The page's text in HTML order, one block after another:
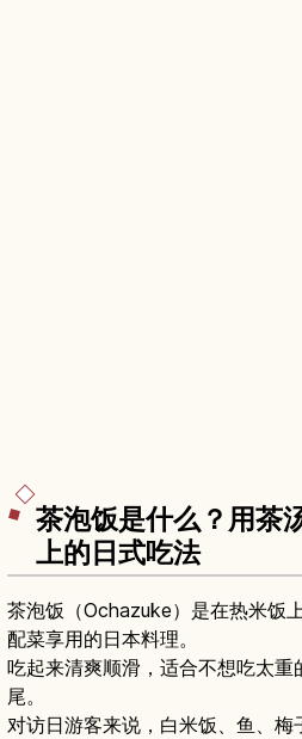
茶泡饭是什么？用茶
上的日式吃法
茶泡饭（Ochazuke）是在热米饭
配菜享用的日本料理。
吃起来清爽顺滑，适合不想吃太
尾。
对访日游客来说，白米饭、鱼、梅